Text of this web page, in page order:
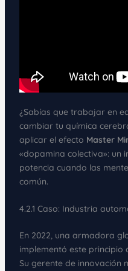
¿Sabías que trabajar en
cambiar tu química
aplicar el efecto Master
«dopamina colectiva»: un
potencia cuando las
común.
4.2.1 Caso: Industria
En 2022, una armadora
implementó este principio
Su gerente de innovación